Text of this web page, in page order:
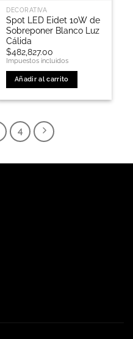
producto
DECORATIVA
Spot LED Eidet 10W de
Sobreponer Blanco Luz
Cálida
$482,827.00
Impuestos incluidos
Añadir al carrito
4